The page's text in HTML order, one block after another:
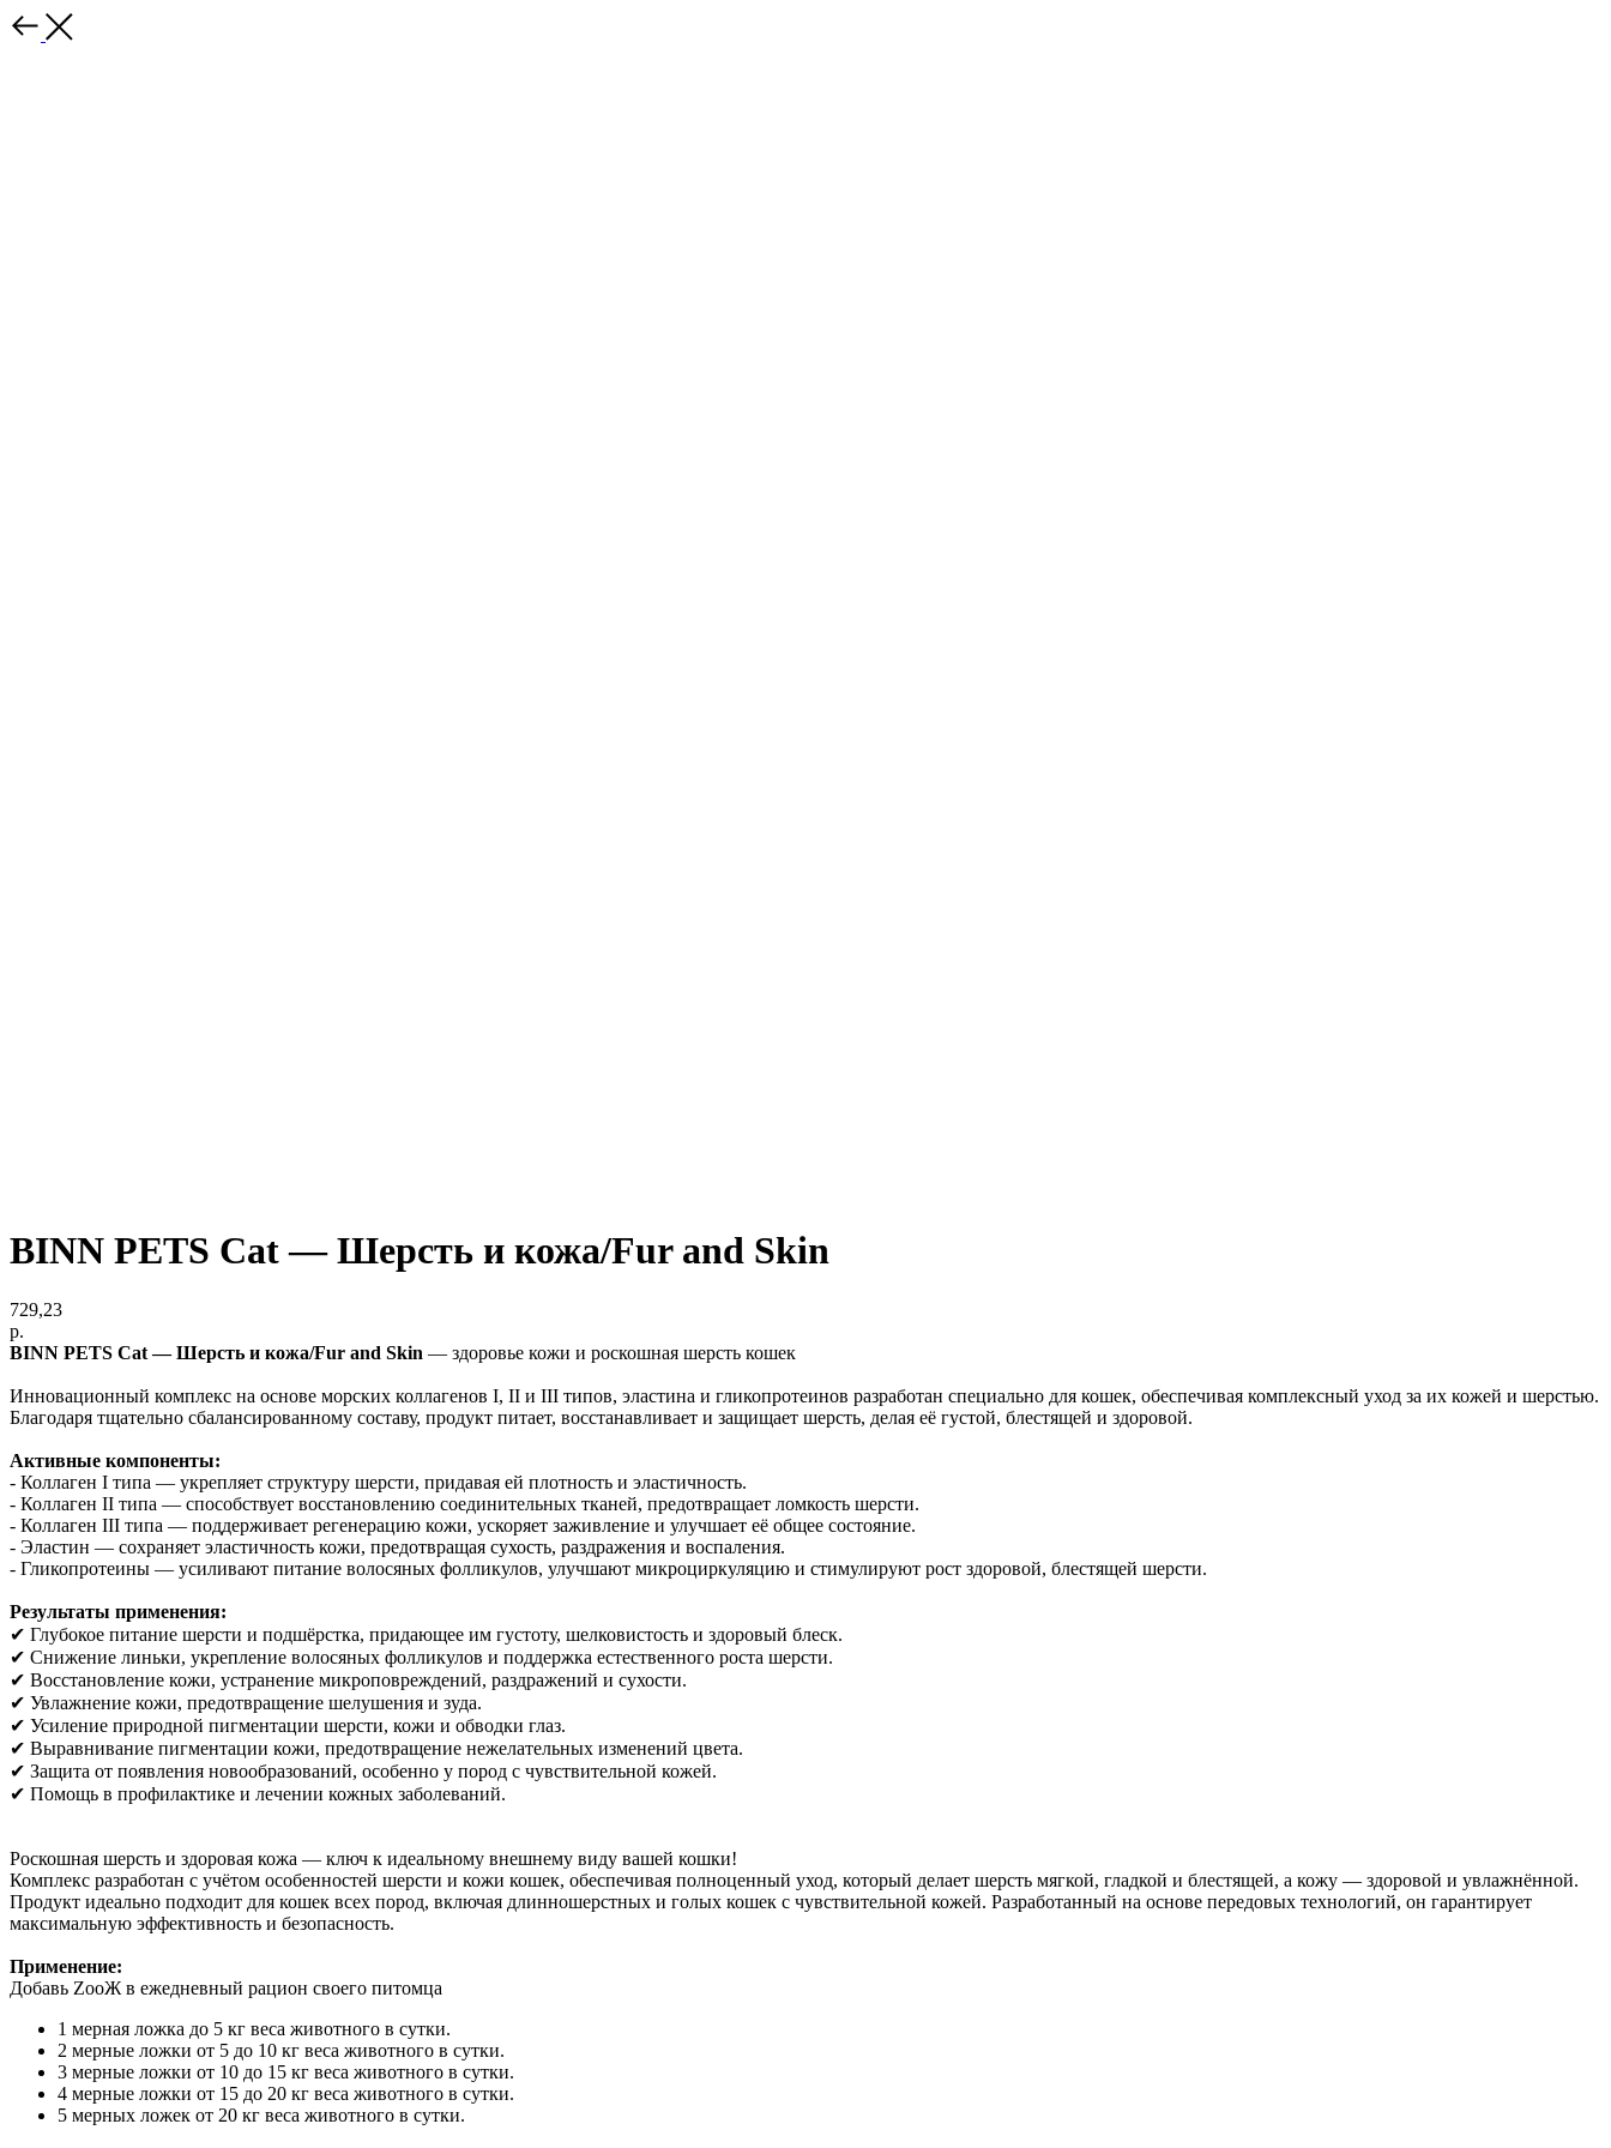
BINN PETS Cat — Шерсть и кожа/Fur and Skin
729,23
р.
BINN PETS Cat — Шерсть и кожа/Fur and Skin — здоровье кожи и роскошная шерсть кошек
Инновационный комплекс на основе морских коллагенов I, II и III типов, эластина и гликопротеинов разработан специально для кошек, обеспечивая комплексный уход за их кожей и шерстью.
Благодаря тщательно сбалансированному составу, продукт питает, восстанавливает и защищает шерсть, делая её густой, блестящей и здоровой.
Активные компоненты:
- Коллаген I типа — укрепляет структуру шерсти, придавая ей плотность и эластичность.
- Коллаген II типа — способствует восстановлению соединительных тканей, предотвращает ломкость шерсти.
- Коллаген III типа — поддерживает регенерацию кожи, ускоряет заживление и улучшает её общее состояние.
- Эластин — сохраняет эластичность кожи, предотвращая сухость, раздражения и воспаления.
- Гликопротеины — усиливают питание волосяных фолликулов, улучшают микроциркуляцию и стимулируют рост здоровой, блестящей шерсти.
Результаты применения:
✔ Глубокое питание шерсти и подшёрстка, придающее им густоту, шелковистость и здоровый блеск.
✔ Снижение линьки, укрепление волосяных фолликулов и поддержка естественного роста шерсти.
✔ Восстановление кожи, устранение микроповреждений, раздражений и сухости.
✔ Увлажнение кожи, предотвращение шелушения и зуда.
✔ Усиление природной пигментации шерсти, кожи и обводки глаз.
✔ Выравнивание пигментации кожи, предотвращение нежелательных изменений цвета.
✔ Защита от появления новообразований, особенно у пород с чувствительной кожей.
✔ Помощь в профилактике и лечении кожных заболеваний.
Роскошная шерсть и здоровая кожа — ключ к идеальному внешнему виду вашей кошки!
Комплекс разработан с учётом особенностей шерсти и кожи кошек, обеспечивая полноценный уход, который делает шерсть мягкой, гладкой и блестящей, а кожу — здоровой и увлажнённой.
Продукт идеально подходит для кошек всех пород, включая длинношерстных и голых кошек с чувствительной кожей. Разработанный на основе передовых технологий, он гарантирует
максимальную эффективность и безопасность.
Применение:
Добавь ZooЖ в ежедневный рацион своего питомца
1 мерная ложка до 5 кг веса животного в сутки.
2 мерные ложки от 5 до 10 кг веса животного в сутки.
3 мерные ложки от 10 до 15 кг веса животного в сутки.
4 мерные ложки от 15 до 20 кг веса животного в сутки.
5 мерных ложек от 20 кг веса животного в сутки.